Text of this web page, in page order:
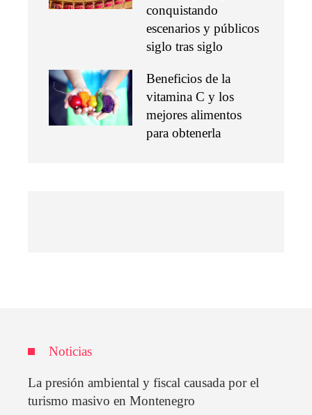
conquistando
escenarios y públicos
siglo tras siglo
Beneficios de la
vitamina C y los
mejores alimentos
para obtenerla
Noticias
La presión ambiental y fiscal causada por el
turismo masivo en Montenegro